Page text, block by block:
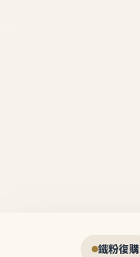
鐵粉復購